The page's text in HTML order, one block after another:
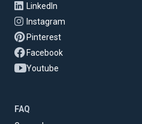
LinkedIn
Instagram
Pinterest
Facebook
Youtube
FAQ